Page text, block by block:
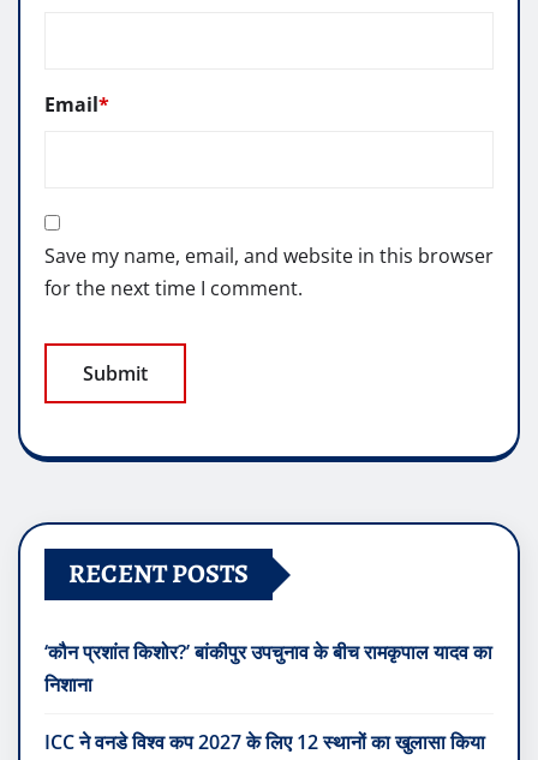
Email*
Save my name, email, and website in this browser
for the next time I comment.
RECENT POSTS
‘कौन प्रशांत किशोर?’ बांकीपुर उपचुनाव के बीच रामकृपाल यादव का
निशाना
ICC ने वनडे विश्व कप 2027 के लिए 12 स्थानों का खुलासा किया